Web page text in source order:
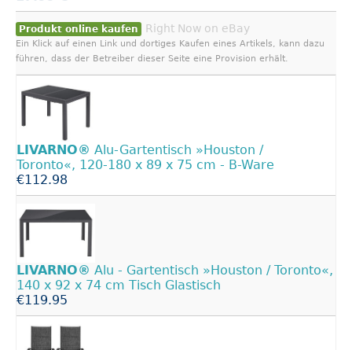
Produkt online kaufen Right Now on eBay
Ein Klick auf einen Link und dortiges Kaufen eines Artikels, kann dazu
führen, dass der Betreiber dieser Seite eine Provision erhält.
LIVARNO® Alu-Gartentisch »Houston /
Toronto«, 120-180 x 89 x 75 cm - B-Ware
€112.98
LIVARNO® Alu - Gartentisch »Houston / Toronto«,
140 x 92 x 74 cm Tisch Glastisch
€119.95